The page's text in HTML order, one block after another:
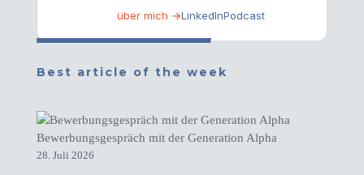
über mich →LinkedInPodcast
Best article of the week
Bewerbungsgespräch mit der Generation Alpha
28. Juli 2026